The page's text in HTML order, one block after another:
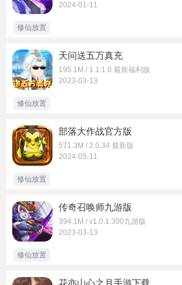
2024-01-11
修仙放置
天问送五万真充
195.1M / 1.1.1.0 最新福利版
2023-03-13
修仙放置
部落大作战官方版
571.3M / 2.0.34 最新版
2024-05-11
修仙放置
传奇召唤师九游版
394.1M / v1.0.1.300九游版
2023-03-13
修仙放置